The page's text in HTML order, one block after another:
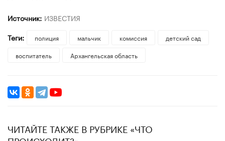
Источник: ИЗВЕСТИЯ
Теги:
полиция мальчик комиссия
детский сад
воспитатель
Архангельская область
ЧИТАЙТЕ ТАКЖЕ В РУБРИКЕ «ЧТО